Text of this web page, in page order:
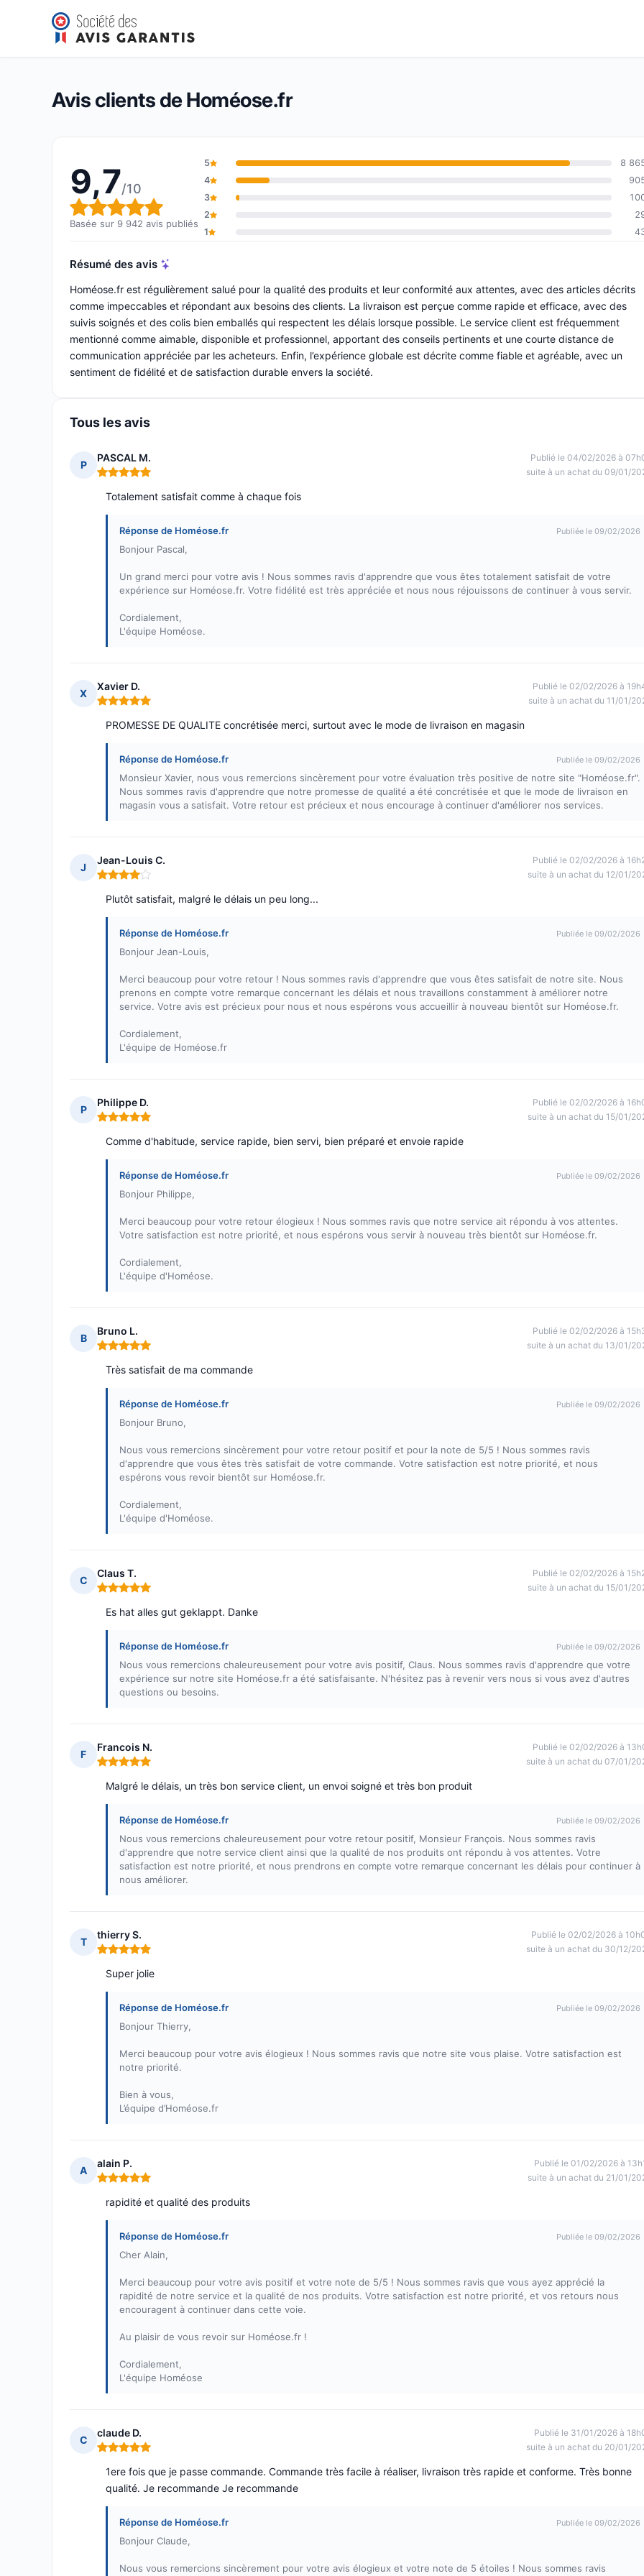
Homéose.fr
Note globale : 9,7 sur 10
9,7/10(9 942 avis)
Avis clients de Homéose.fr
9,7/10
Note globale : 9,7 sur 10
Basée sur 9 942 avis publiés
5
8
4
3
2
1
Résumé des avis
Homéose.fr est régulièrement salué pour la qualité des produits et leur conformité aux attentes, avec des articles décrits
comme impeccables et répondant aux besoins des clients. La livraison est perçue comme rapide et efficace, avec des
suivis soignés et des colis bien emballés qui respectent les délais lorsque possible. Le service client est fréquemment
mentionné comme aimable, disponible et professionnel, apportant des conseils pertinents et une courte distance de
communication appréciée par les acheteurs. Enfin, l’expérience globale est décrite comme fiable et agréable, avec un
sentiment de fidélité et de satisfaction durable envers la société.
Tous les avis
P
PASCAL M.
Note : 5 sur 5
Publié le 04/02/2026 à
suite à un achat du 09/01/
Totalement satisfait comme à chaque fois
Réponse de Homéose.fr Publiée le 09/02/2026
Bonjour Pascal,
Un grand merci pour votre avis ! Nous sommes ravis d'apprendre que vous êtes totalement satisfait de votre
expérience sur Homéose.fr. Votre fidélité est très appréciée et nous nous réjouissons de continuer à vous servir.
Cordialement,
L'équipe Homéose.
X
Xavier D.
Note : 5 sur 5
Publié le 02/02/2026 à
suite à un achat du 11/01/
PROMESSE DE QUALITE concrétisée merci, surtout avec le mode de livraison en magasin
Réponse de Homéose.fr Publiée le 09/02/2026
Monsieur Xavier, nous vous remercions sincèrement pour votre évaluation très positive de notre site "Homéose.fr".
Nous sommes ravis d'apprendre que notre promesse de qualité a été concrétisée et que le mode de livraison en
magasin vous a satisfait. Votre retour est précieux et nous encourage à continuer d'améliorer nos services.
J
Jean-Louis C.
Note : 4 sur 5
Publié le 02/02/2026 à
suite à un achat du 12/01/
Plutôt satisfait, malgré le délais un peu long...
Réponse de Homéose.fr Publiée le 09/02/2026
Bonjour Jean-Louis,
Merci beaucoup pour votre retour ! Nous sommes ravis d'apprendre que vous êtes satisfait de notre site. Nous
prenons en compte votre remarque concernant les délais et nous travaillons constamment à améliorer notre
service. Votre avis est précieux pour nous et nous espérons vous accueillir à nouveau bientôt sur Homéose.fr.
Cordialement,
L'équipe de Homéose.fr
P
Philippe D.
Note : 5 sur 5
Publié le 02/02/2026 à
suite à un achat du 15/01/
Comme d'habitude, service rapide, bien servi, bien préparé et envoie rapide
Réponse de Homéose.fr Publiée le 09/02/2026
Bonjour Philippe,
Merci beaucoup pour votre retour élogieux ! Nous sommes ravis que notre service ait répondu à vos attentes.
Votre satisfaction est notre priorité, et nous espérons vous servir à nouveau très bientôt sur Homéose.fr.
Cordialement,
L'équipe d'Homéose.
B
Bruno L.
Note : 5 sur 5
Publié le 02/02/2026 à
suite à un achat du 13/01/
Très satisfait de ma commande
Réponse de Homéose.fr Publiée le 09/02/2026
Bonjour Bruno,
Nous vous remercions sincèrement pour votre retour positif et pour la note de 5/5 ! Nous sommes ravis
d'apprendre que vous êtes très satisfait de votre commande. Votre satisfaction est notre priorité, et nous
espérons vous revoir bientôt sur Homéose.fr.
Cordialement,
L'équipe d'Homéose.
C
Claus T.
Note : 5 sur 5
Publié le 02/02/2026 à
suite à un achat du 15/01/
Es hat alles gut geklappt. Danke
Réponse de Homéose.fr Publiée le 09/02/2026
Nous vous remercions chaleureusement pour votre avis positif, Claus. Nous sommes ravis d'apprendre que votre
expérience sur notre site Homéose.fr a été satisfaisante. N'hésitez pas à revenir vers nous si vous avez d'autres
questions ou besoins.
F
Francois N.
Note : 5 sur 5
Publié le 02/02/2026 à
suite à un achat du 07/01/
Malgré le délais, un très bon service client, un envoi soigné et très bon produit
Réponse de Homéose.fr Publiée le 09/02/2026
Nous vous remercions chaleureusement pour votre retour positif, Monsieur François. Nous sommes ravis
d'apprendre que notre service client ainsi que la qualité de nos produits ont répondu à vos attentes. Votre
satisfaction est notre priorité, et nous prendrons en compte votre remarque concernant les délais pour continuer à
nous améliorer.
T
thierry S.
Note : 5 sur 5
Publié le 02/02/2026 à
suite à un achat du 30/12/
Super jolie
Réponse de Homéose.fr Publiée le 09/02/2026
Bonjour Thierry,
Merci beaucoup pour votre avis élogieux ! Nous sommes ravis que notre site vous plaise. Votre satisfaction est
notre priorité.
Bien à vous,
L’équipe d’Homéose.fr
A
alain P.
Note : 5 sur 5
Publié le 01/02/2026 à
suite à un achat du 21/01/
rapidité et qualité des produits
Réponse de Homéose.fr Publiée le 09/02/2026
Cher Alain,
Merci beaucoup pour votre avis positif et votre note de 5/5 ! Nous sommes ravis que vous ayez apprécié la
rapidité de notre service et la qualité de nos produits. Votre satisfaction est notre priorité, et vos retours nous
encouragent à continuer dans cette voie.
Au plaisir de vous revoir sur Homéose.fr !
Cordialement,
L'équipe Homéose
C
claude D.
Note : 5 sur 5
Publié le 31/01/2026 à
suite à un achat du 20/01/
1ere fois que je passe commande. Commande très facile à réaliser, livraison très rapide et conforme. Très bonne
qualité. Je recommande Je recommande
Réponse de Homéose.fr Publiée le 09/02/2026
Bonjour Claude,
Nous vous remercions sincèrement pour votre avis élogieux et votre note de 5 étoiles ! Nous sommes ravis